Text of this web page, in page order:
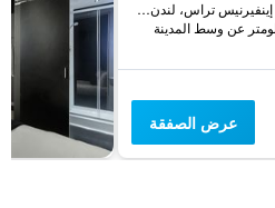
48-50 إينفيرنيس تراس، لندن ، المملكة المتحدة, لندن, المملكة المتحدة
عرض الصفقة